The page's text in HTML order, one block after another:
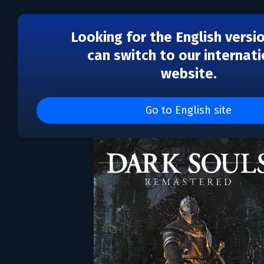
Looking for the English
can switch to our
website.
Go to English site
DARK SOULS™: